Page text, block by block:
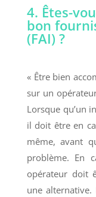
4. Êtes-
bon
(FAI) ?
« Être bien
sur un
Lorsque qu’un
il doit être en
même, avant
problème. En
opérateur doit
une